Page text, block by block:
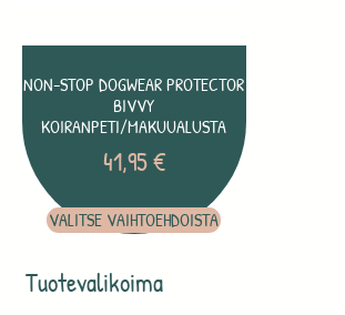
Tuotevalikoima
NON-STOP DOGWEAR PROTECTOR
BIVVY
KOIRANPETI/MAKUUALUSTA
41,95€
VALITSE VAIHTOEHDOISTA